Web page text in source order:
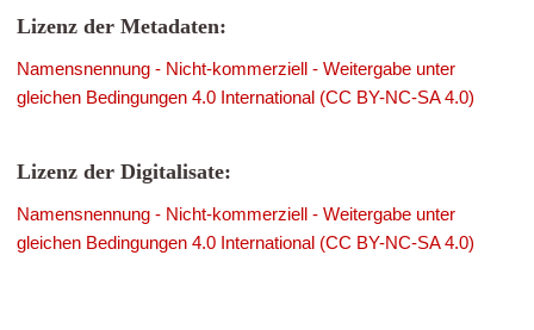
Lizenz der Metadaten:
Namensnennung - Nicht-kommerziell - Weitergabe unter
gleichen Bedingungen 4.0 International (CC BY-NC-SA 4.0)
Lizenz der Digitalisate:
Namensnennung - Nicht-kommerziell - Weitergabe unter
gleichen Bedingungen 4.0 International (CC BY-NC-SA 4.0)